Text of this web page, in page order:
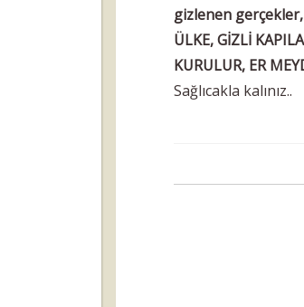
gizlenen
ÜLKE, GİZLİ
KURULUR, ER
Sağlıcakla kalınız..